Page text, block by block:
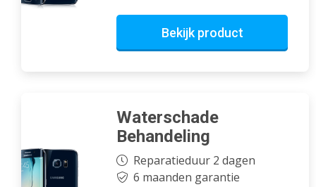
Bekijk product
Waterschade
Behandeling
Reparatieduur 2 dagen
6 maanden garantie